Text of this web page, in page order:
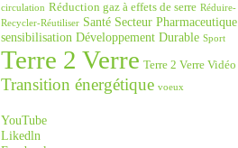
circulation Réduction gaz à effets de serre Réduire-
Recycler-Réutiliser Santé Secteur Pharmaceutique
sensibilisation Développement Durable Sport
Terre 2 Verre Terre 2 Verre Vidéo
Transition énergétique voeux
YouTube
Likedln